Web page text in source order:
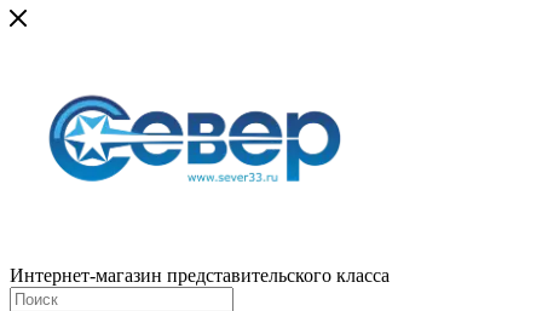
Интернет-магазин представительского класса